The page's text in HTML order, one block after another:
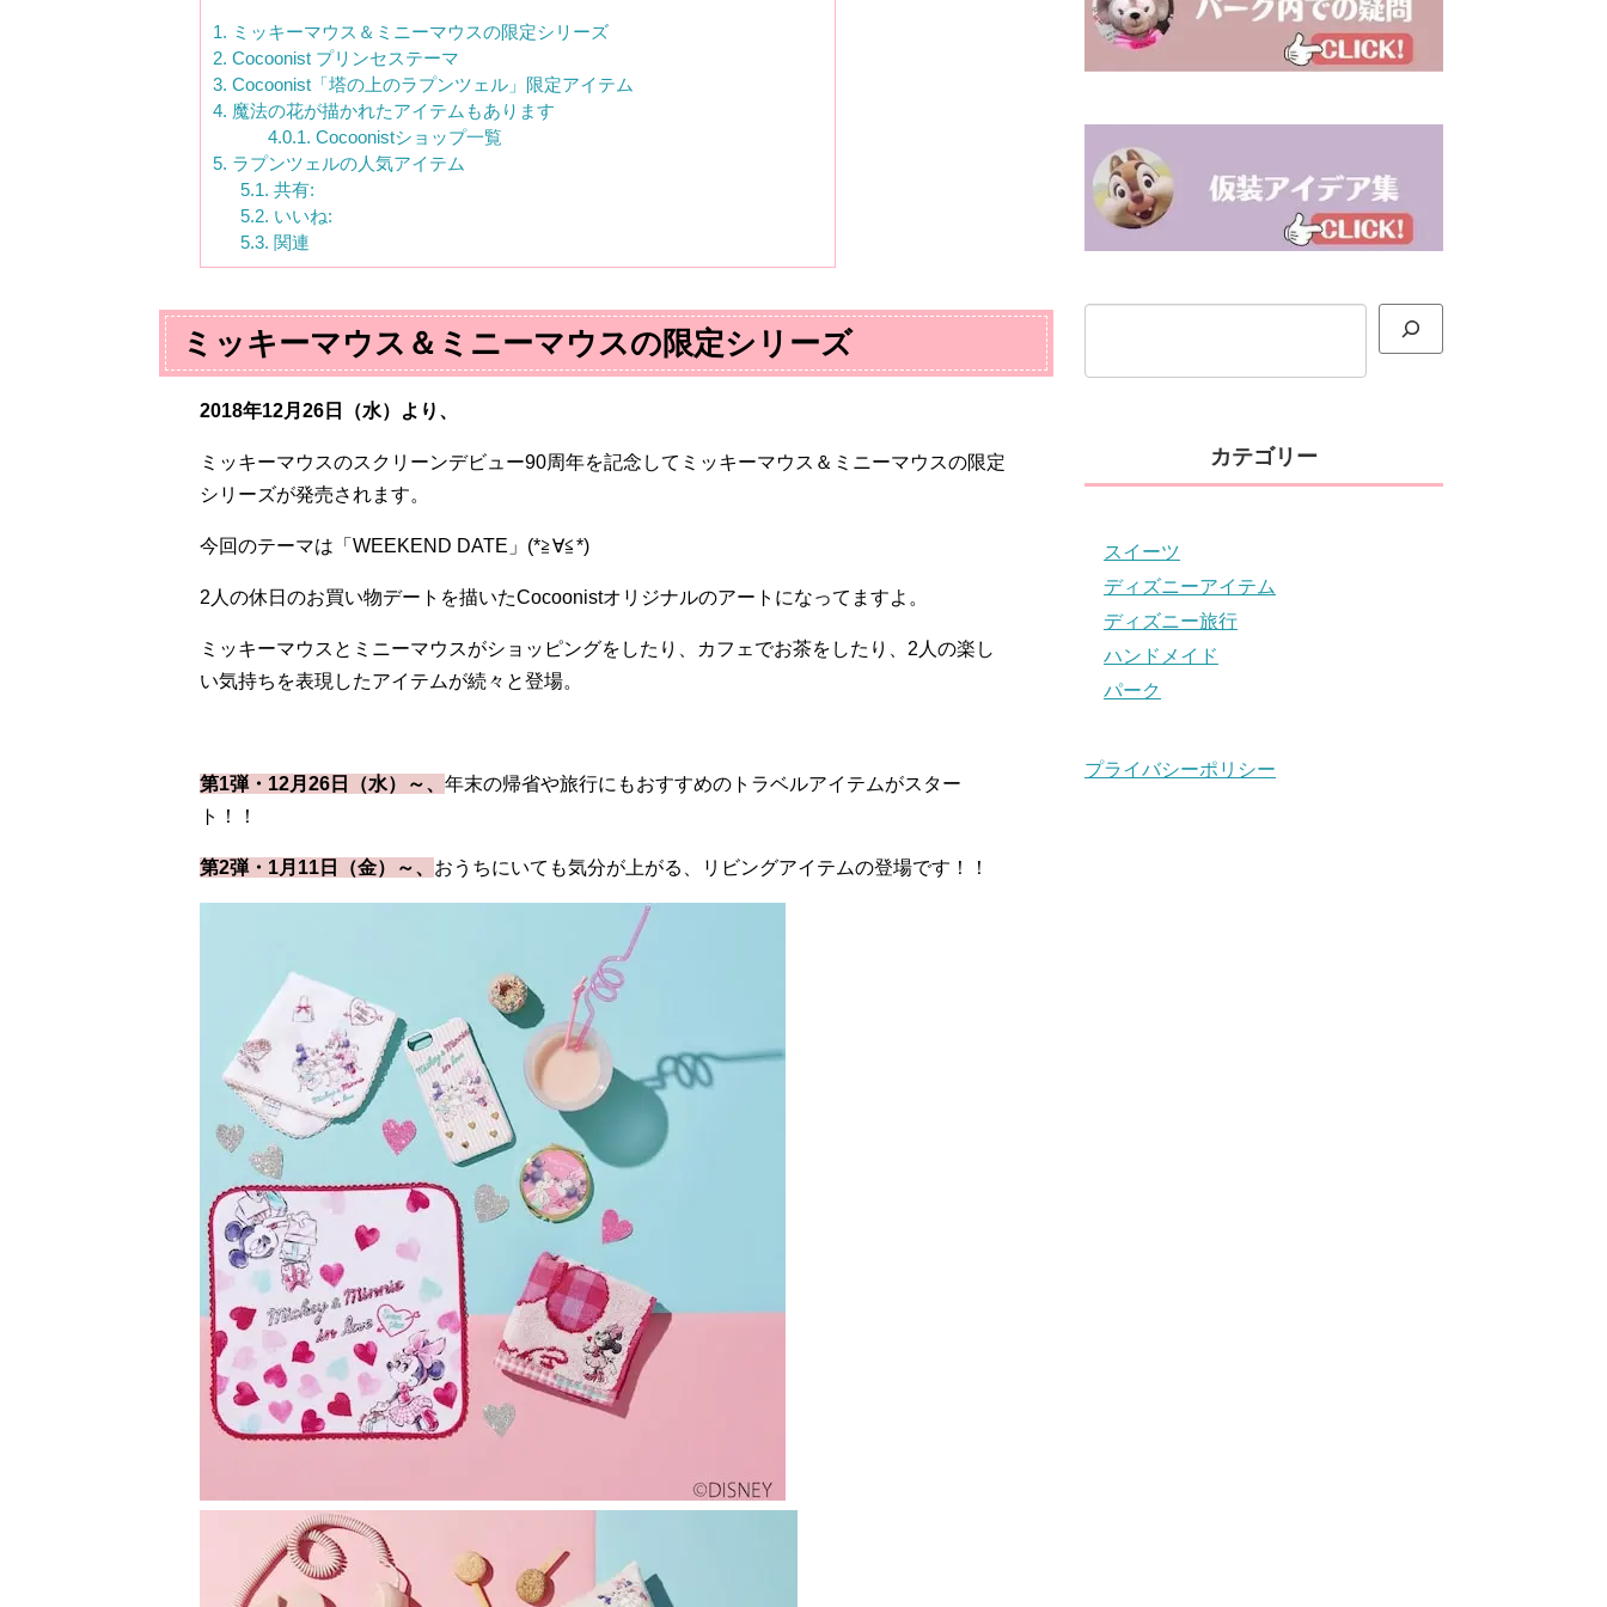
1. ミッキーマウス＆ミニーマウスの限定シリーズ
2. Cocoonist プリンセステーマ
3. Cocoonist「塔の上のラプンツェル」限定アイテム
4. 魔法の花が描かれたアイテムもあります
4.0.1. Cocoonistショップ一覧
5. ラプンツェルの人気アイテム
5.1. 共有:
5.2. いいね:
5.3. 関連
ミッキーマウス＆ミニーマウスの限定シリーズ
2018年12月 26 日（水）より、
ミッキーマウスのスクリーンデビュー90周年を記念してミッキーマウス＆ミニーマウスの限定
シリーズが発売されます。
今回のテーマは「 WEEKEND DATE 」(*≧∀≦*)
2 人の休日のお買い物デートを描いたCocoonistオリジナルのアートになってますよ。
ミッキーマウスとミニーマウスがショッピングをしたり、カフェでお茶をしたり、 2 人の楽し
い気持ちを表現したアイテムが続々と登場。
第1弾・ 12月 26 日（水）～、 年末の帰省や旅行にもおすすめのトラベルアイテムがスター
ト！！
第2弾・ 1月 11 日（金）～、 おうちにいても気分が上がる、リビングアイテムの登場です！！
検索
カテゴリー
スイーツ
ディズニーアイテム
ディズニー旅行
ハンドメイド
パーク
プライバシーポリシー